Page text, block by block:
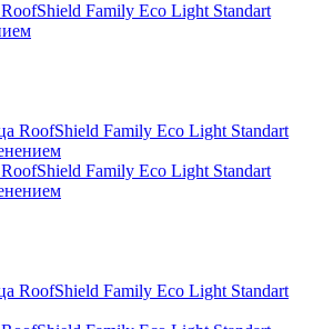
Family Eco Light Standart
Family Eco Light Standart